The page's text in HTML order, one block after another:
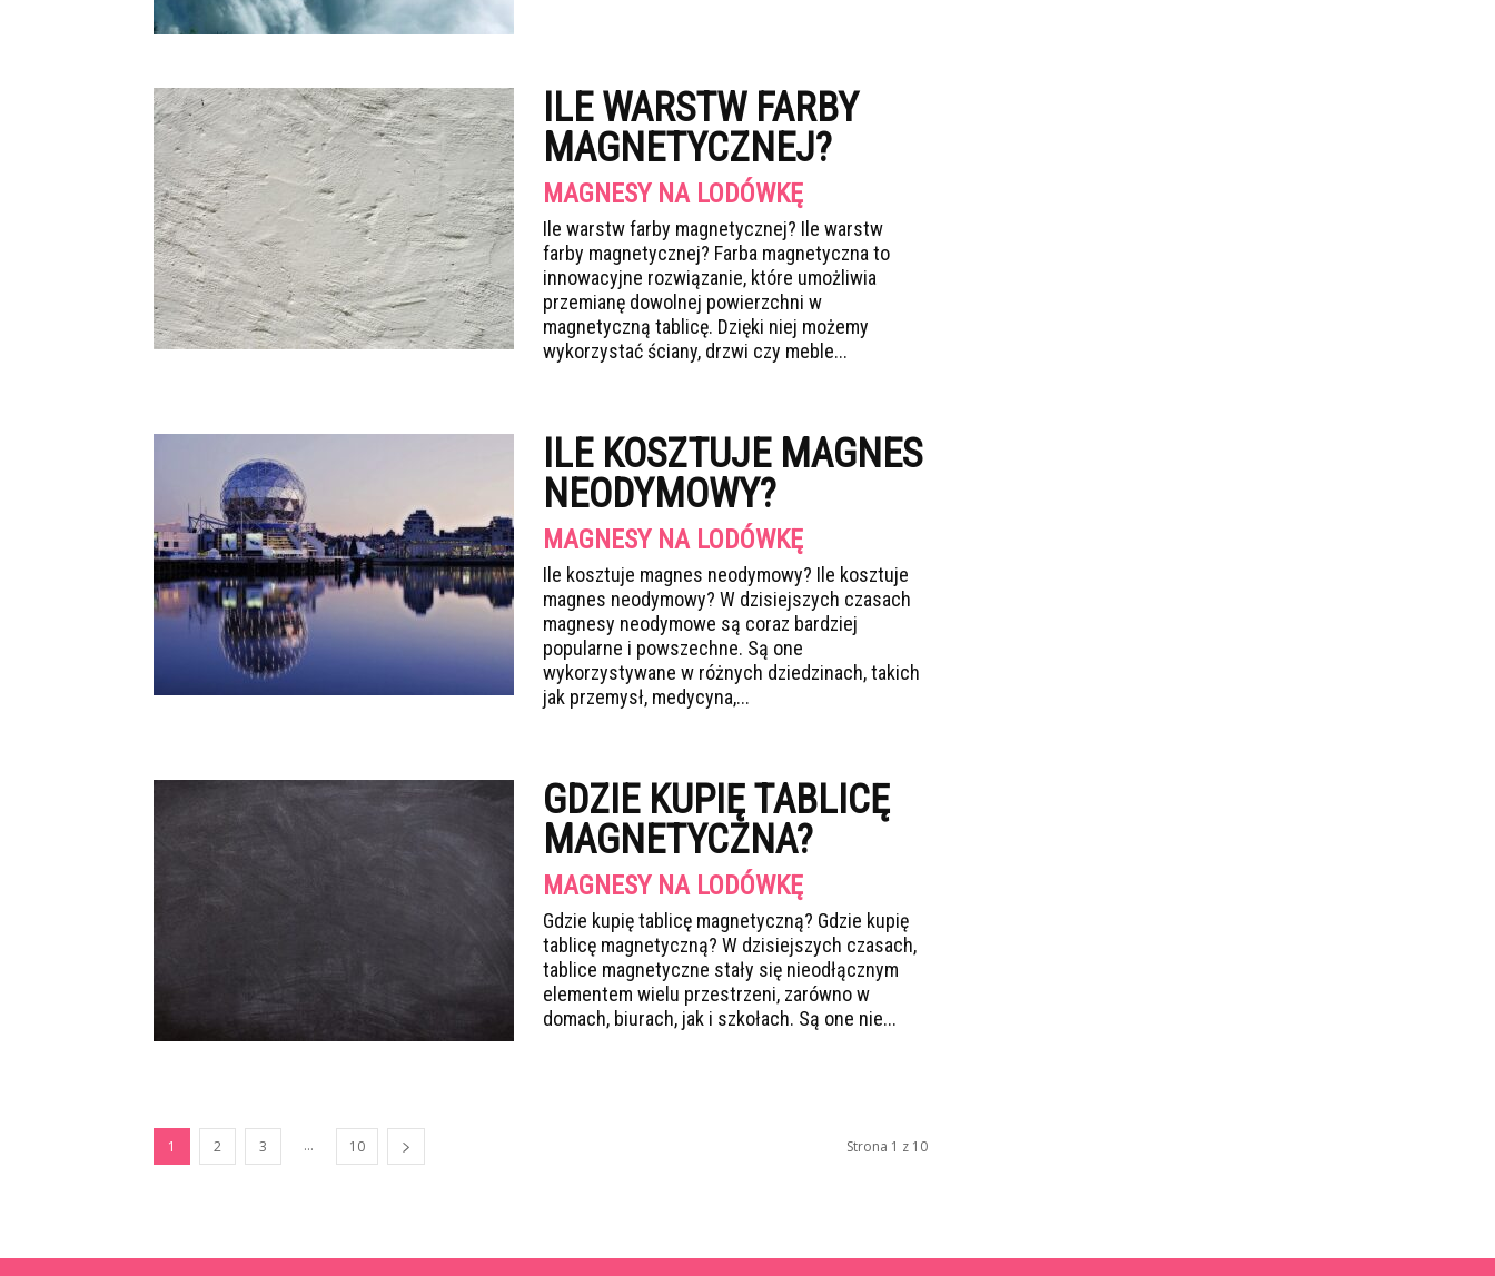
ILE WARSTW FARBY
MAGNETYCZNEJ?
MAGNESY NA LODÓWKĘ
Ile warstw farby magnetycznej? Ile warstw
farby magnetycznej? Farba magnetyczna to
innowacyjne rozwiązanie, które umożliwia
przemianę dowolnej powierzchni w
magnetyczną tablicę. Dzięki niej możemy
wykorzystać ściany, drzwi czy meble...
ILE KOSZTUJE MAGNES
NEODYMOWY?
MAGNESY NA LODÓWKĘ
Ile kosztuje magnes neodymowy? Ile kosztuje
magnes neodymowy? W dzisiejszych czasach
magnesy neodymowe są coraz bardziej
popularne i powszechne. Są one
wykorzystywane w różnych dziedzinach, takich
jak przemysł, medycyna,...
GDZIE KUPIĘ TABLICĘ
MAGNETYCZNA?
MAGNESY NA LODÓWKĘ
Gdzie kupię tablicę magnetyczną? Gdzie kupię
tablicę magnetyczną? W dzisiejszych czasach,
tablice magnetyczne stały się nieodłącznym
elementem wielu przestrzeni, zarówno w
domach, biurach, jak i szkołach. Są one nie...
1 2 3 ... 10 Strona 1 z 10